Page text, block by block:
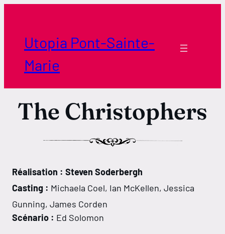
contenuUtopia Pont-Sainte-
Marie
The Christophers
Réalisation : Steven Soderbergh
Casting : Michaela Coel, Ian McKellen, Jessica
Gunning, James Corden
Scénario : Ed Solomon